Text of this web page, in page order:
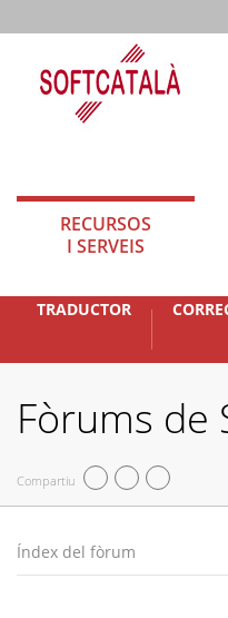
RECURSOS
I SERVEIS
TRADUCTOR
Fòrums de
Compartiu
Índex del fòrum